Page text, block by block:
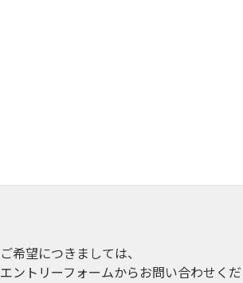
希望につきましては、
ントリーフォームからお問い合わせく